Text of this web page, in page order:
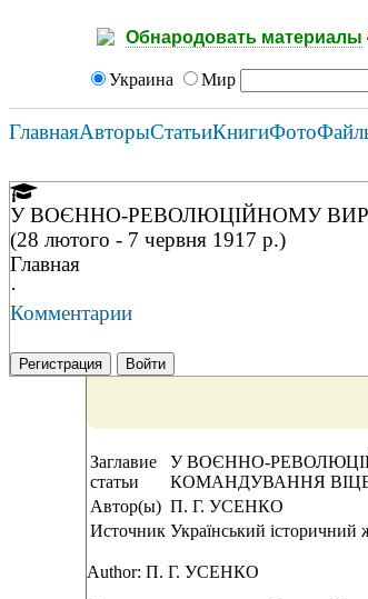
Обнародовать материалы
Украина Мир
ГлавнаяАвторыСтатьиКнигиФото
У ВОЄННО-РЕВОЛЮЦІЙНОМУ
(28 лютого - 7 червня 1917 р.)
Главная
·
Комментарии
Регистрация Войти
Заглавие
статьи
У ВОЄННО-
КОМАНДУВАННЯ ВІЦЕ-
Автор(ы) П. Г. УСЕНКО
Источник Український
Author: П. Г. УСЕНКО